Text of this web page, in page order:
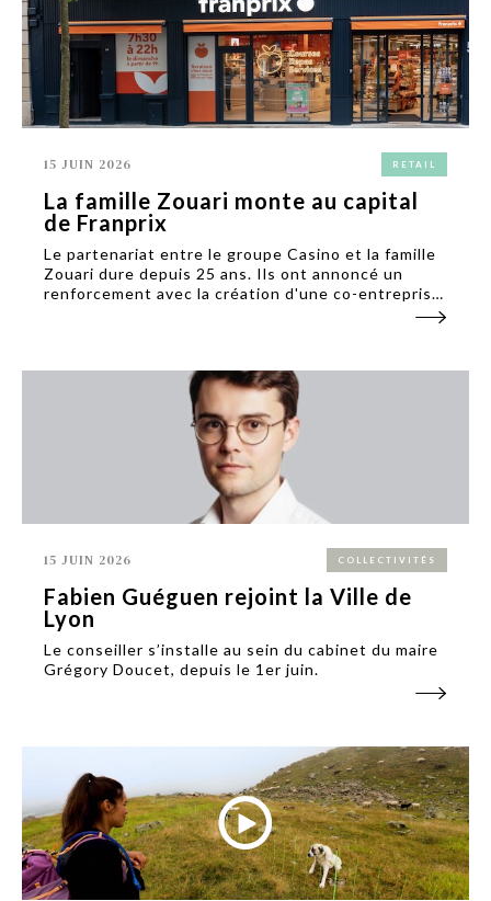
15 JUIN 2026 RETAIL
La famille Zouari monte au capital
de Franprix
Le partenariat entre le groupe Casino et la famille
Zouari dure depuis 25 ans. Ils ont annoncé un
renforcement avec la création d'une co-entreprise
dédiée au développement des réseaux Franprix et
15 JUIN 2026 COLLECTIVITÉS
Fabien Guéguen rejoint la Ville de
Lyon
Le conseiller s’installe au sein du cabinet du maire
Grégory Doucet, depuis le 1er juin.